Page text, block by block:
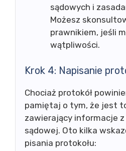
sądowych i
Możesz
prawnikiem, jeśli
wątpliwości.
Krok 4: Napisanie
Chociaż protokół
pamiętaj o tym, że jest
zawierający informacje
sądowej. Oto kilka
pisania protokołu: